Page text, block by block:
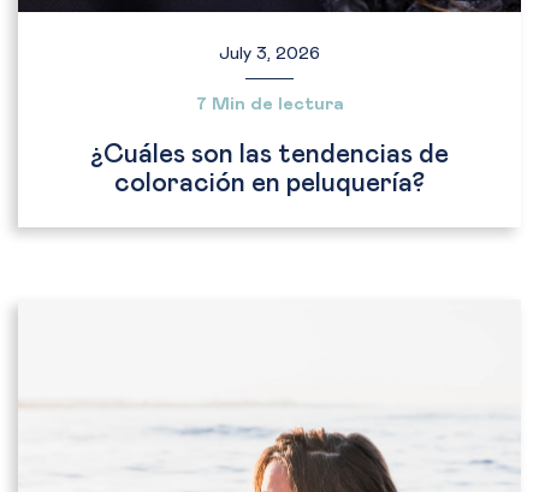
July 3, 2026
7 Min de lectura
¿Cuáles son las tendencias de
coloración en peluquería?